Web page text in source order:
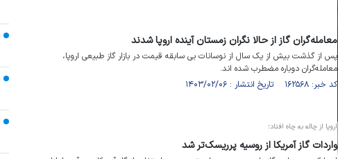
معامله‌گران گاز از حالا نگران زمستان آینده اروپا شدند
پس از گذشت بیش از یک سال از نوسانات بی سابقه قیمت در بازار گاز طبیعی اروپا،
معامله‌گران دوباره مضطرب شده اند.
کد خبر: ۱۶۲۵۶۸ تاریخ انتشار : ۱۴۰۳/۰۲/۰۶
اروپا از چاله به چاه افتاد؛
واردات گاز آمریکا از روسیه پرریسک‌تر شد